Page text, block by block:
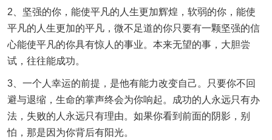
2、坚强的你，能使平凡的人生更加辉煌，软弱的你，能使
平凡的人生更加的平凡，微不足道的你只要有一颗坚强的信
心能使平凡的你具有惊人的事业。本来无望的事，大胆尝
试，往往能成功。
3、一个人幸运的前提，是他有能力改变自己。只要你不回
避与退缩，生命的掌声终会为你响起。成功的人永远只有办
法，失败的人永远只有理由。如果你看到前面的阴影，别
怕，那是因为你背后有阳光。